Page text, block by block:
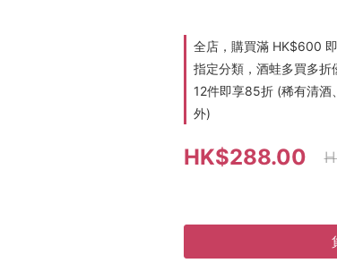
全店，購買滿 HK$600
指定分類，酒蛙多買多
12件即享85折 (稀有清酒
外)
HK$288.00